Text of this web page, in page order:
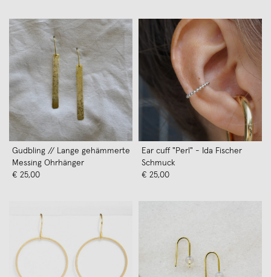
Gudbling // Lange gehämmerte
Messing Ohrhänger
€ 25,00
Ear cuff "Perl" - Ida Fischer
Schmuck
€ 25,00